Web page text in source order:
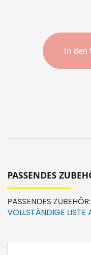
In den
PASSENDES
PASSENDES ZUBEHÖR:
VOLLSTÄNDIGE LISTE